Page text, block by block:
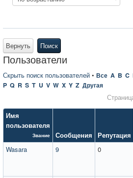
Вернуть Поиск
Пользователи
Скрыть поиск пользователей • Все A B C
P Q R S T U V W X Y Z Другая
Имя
пользователя
Звание Сообщения Репутация
Wasara
9 0